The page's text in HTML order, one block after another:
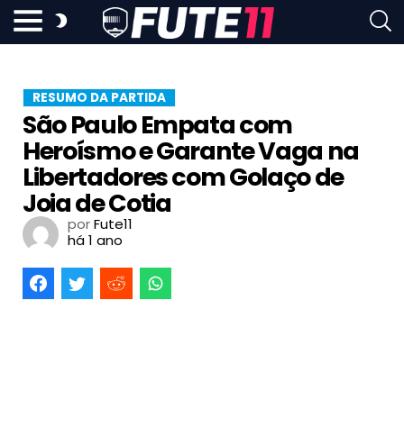
RESUMO DA PARTIDA
São Paulo Empata com
Heroísmo e Garante Vaga na
Libertadores com Golaço de
Joia de Cotia
porFute11
há 1 ano